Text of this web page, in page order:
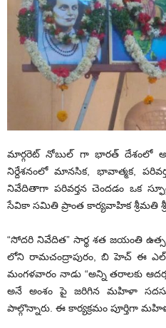
మార్గరెట్ నోబుల్ గా భారత్ దేశంలో
నిర్దేశనంలో మానసిక, భావాత్మక,
నివేదితాగా పరివర్తన చెందడం ఒక
సేవికా సమితి ప్రాంత కార్యవాహిక శ్రీమతి
“సోదరి నివేదిత” సార్థ శత జయంతి
లోని రామచంద్రాపురం, బి హెచ్ ఈ
మంగళవారం నాడు “అన్ని తరాలకు
అనే అంశం పై జరిగిన మహిళా
పాల్గొన్నారు. ఈ కార్యక్రమం పూర్తిగా